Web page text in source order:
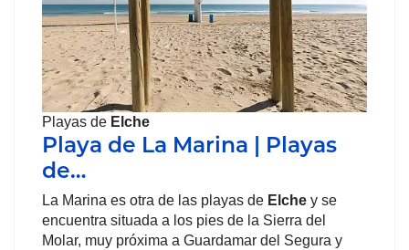
Playas de Elche
Playa de La Marina | Playas
de…
La Marina es otra de las playas de Elche y se
encuentra situada a los pies de la Sierra del
Molar, muy próxima a Guardamar del Segura y